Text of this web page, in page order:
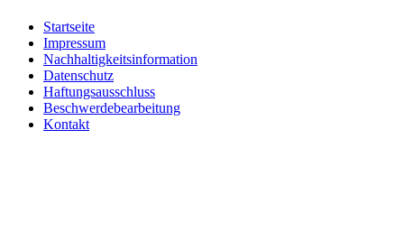
Startseite
Impressum
Nachhaltigkeitsinformation
Datenschutz
Haftungsausschluss
Beschwerdebearbeitung
Kontakt